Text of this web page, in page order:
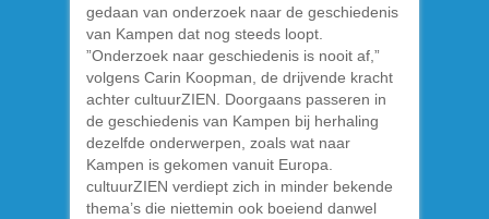
gedaan van onderzoek naar de geschiedenis
van Kampen dat nog steeds loopt.
”Onderzoek naar geschiedenis is nooit af,”
volgens Carin Koopman, de drijvende kracht
achter cultuurZIEN. Doorgaans passeren in
de geschiedenis van Kampen bij herhaling
dezelfde onderwerpen, zoals wat naar
Kampen is gekomen vanuit Europa.
cultuurZIEN verdiept zich in minder bekende
thema’s die niettemin ook boeiend danwel